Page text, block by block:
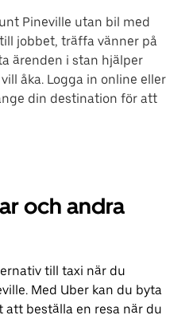
Pineville utan bil med
jobbet, träffa vänner på
ärenden i stan hjälper
åka. Logga in online eller
din destination för att
och andra
till taxi när du
Med Uber kan du byta
beställa en resa när du